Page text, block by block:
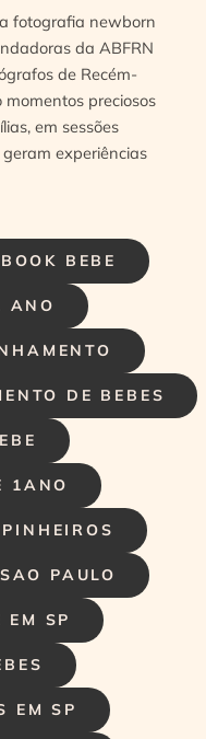
BOOK BEBE
ANO
DE BEBES
1ANO
PAULO
EM SP
EM SP
fotografia newborn
da ABFRN
de Recém-
preciosos
em sessões
experiências